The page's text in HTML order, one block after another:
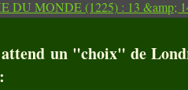
un "choix" de